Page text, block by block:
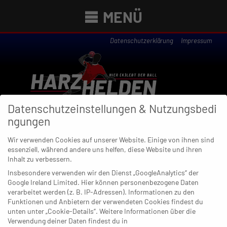
MENÜ
Datenschutzerklärung Impressum
Newsübersicht
08. NOVEMBER 2021
Nationalspieler: Julian Köster und
sein Tor für die Ewigkeit
Datenschutzeinstellungen & Nutzungsbedi
ngungen
Wir verwenden Cookies auf unserer Website. Einige von ihnen sind
essenziell, während andere uns helfen, diese Website und ihren
Inhalt zu verbessern.
Insbesondere verwenden wir den Dienst „GoogleAnalytics“ der
Google Ireland Limited. Hier können personenbezogene Daten
verarbeitet werden (z. B. IP-Adressen). Informationen zu den
Funktionen und Anbietern der verwendeten Cookies findest du
unten unter „Cookie-Details“. Weitere Informationen über die
Verwendung deiner Daten findest du in